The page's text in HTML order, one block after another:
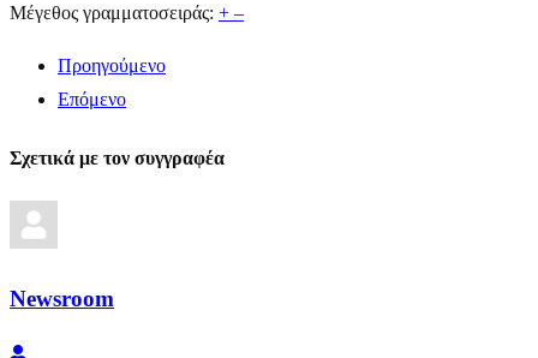
Μέγεθος γραμματοσειράς: + –
Προηγούμενο
Επόμενο
Σχετικά με τον συγγραφέα
Newsroom
Newsroom